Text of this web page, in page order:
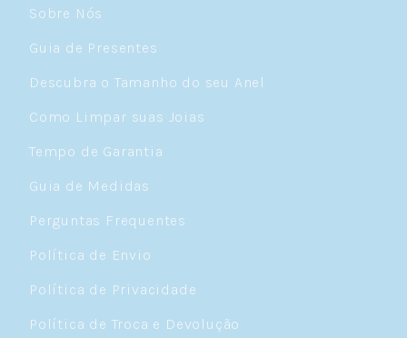
Sobre Nós
Guia de Presentes
Descubra o Tamanho do seu Anel
Como Limpar suas Joias
Tempo de Garantia
Guia de Medidas
Perguntas Frequentes
Política de Envio
Política de Privacidade
Política de Troca e Devolução